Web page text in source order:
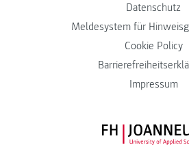
Datenschutz
Meldesystem für
Cookie Policy
Impressum